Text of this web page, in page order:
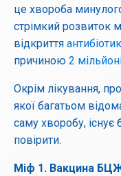
це хвороба
стрімкий розвиток
відкриття
причиною 2
Окрім лікування,
якої багатьом
саму хворобу, існує
повірити.
Міф 1. Вакцина